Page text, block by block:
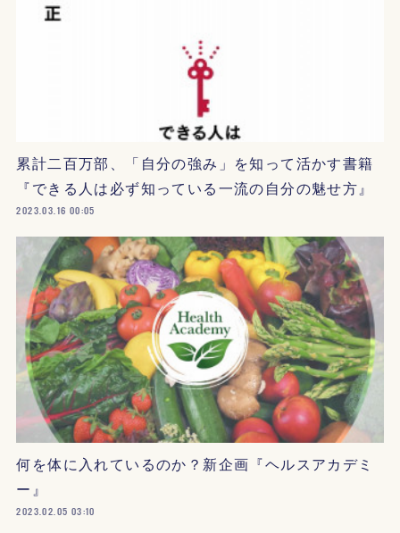
累計二百万部、「自分の強み」を知って活かす書籍
『できる人は必ず知っている一流の自分の魅せ方』
2023.03.16 00:05
何を体に入れているのか？新企画『ヘルスアカデミ
ー』
2023.02.05 03:10